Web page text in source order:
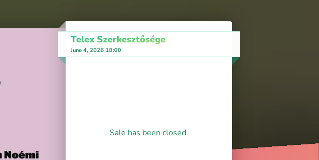
Telex Szerkesztősége
June 4, 2026 18:00
Sale has been closed.